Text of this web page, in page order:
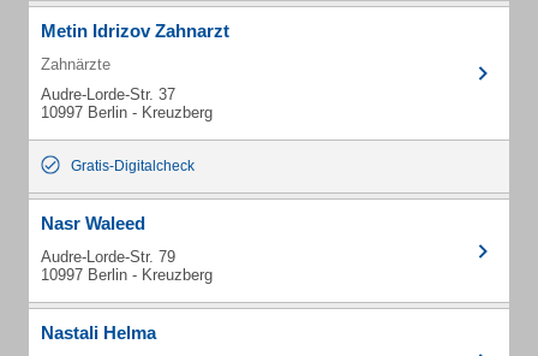
Metin Idrizov Zahnarzt
Zahnärzte
Audre-Lorde-Str. 37
10997 Berlin - Kreuzberg
Gratis-Digitalcheck
Nasr Waleed
Audre-Lorde-Str. 79
10997 Berlin - Kreuzberg
Nastali Helma